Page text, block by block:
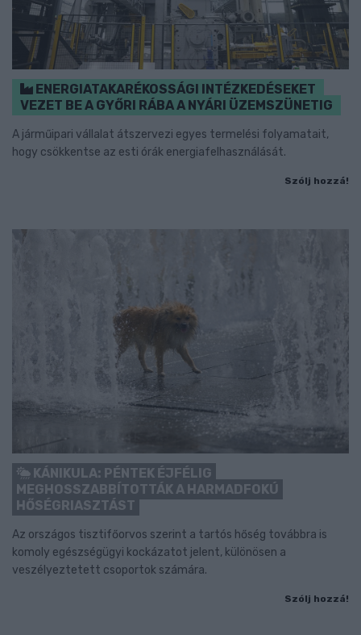
ENERGIATAKARÉKOSSÁGI INTÉZKEDÉSEKET
VEZET BE A GYŐRI RÁBA A NYÁRI ÜZEMSZÜNETIG
A járműipari vállalat átszervezi egyes termelési folyamatait,
hogy csökkentse az esti órák energiafelhasználását.
Szólj hozzá!
KÁNIKULA: PÉNTEK ÉJFÉLIG
MEGHOSSZABBÍTOTTÁK A HARMADFOKÚ
HŐSÉGRIASZTÁST
Az országos tisztifőorvos szerint a tartós hőség továbbra is
komoly egészségügyi kockázatot jelent, különösen a
veszélyeztetett csoportok számára.
Szólj hozzá!